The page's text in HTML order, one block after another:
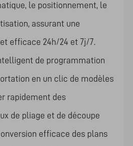
le positionnement, le
assurant une
efficace 24h/24 et 7j/7.
de programmation
en un clic de modèles
rapidement des
de pliage et de découpe
efficace des plans